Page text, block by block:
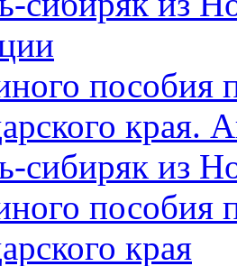
пособия
края.
сибиряк из
пособия
края